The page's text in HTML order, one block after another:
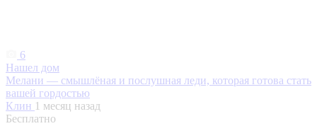
6
Нашел дом
Мелани — смышлёная и послушная леди, которая готова стать
вашей гордостью
Клин 1 месяц назад
Бесплатно